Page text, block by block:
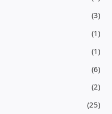
(3)
(1)
(1)
(6)
(2)
(25)